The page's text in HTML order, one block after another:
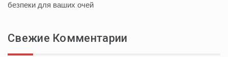
безпеки для ваших очей
Свежие Комментарии